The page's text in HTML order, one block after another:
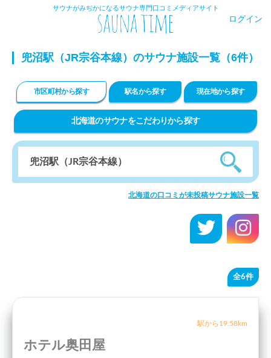
サウナがみぢかになるサウナ専門口コミメディアサイト
ログイン
兜沼駅（JR宗谷本線）のサウナ施設一覧（6件）
市区町村から探す 駅名から探す 現在地から探す
北海道のサウナをこだわりから探す
北海道の口コミが未投稿サウナ施設一覧
全6件
駅から19.58km
ホテル奥田屋